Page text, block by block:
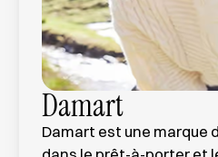
Damart
Damart est une marque